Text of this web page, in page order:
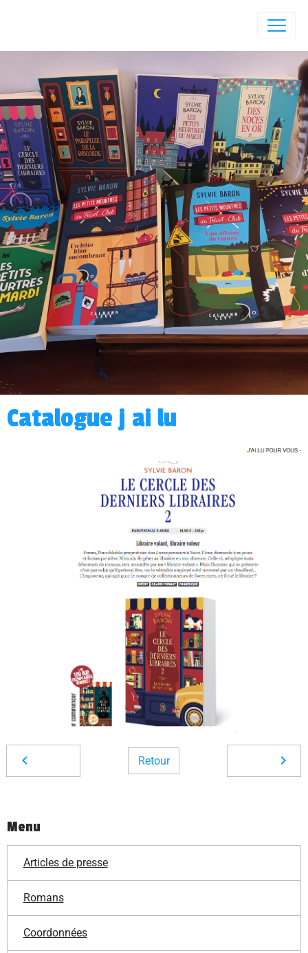
Catalogue j ai lu
Retour
Menu
Articles de presse
Romans
Coordonnées